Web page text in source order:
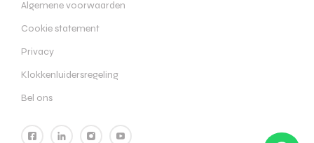
Algemene voorwaarden
Cookie statement
Privacy
Klokkenluidersregeling
Bel ons